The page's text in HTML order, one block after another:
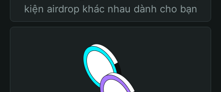
kiện airdrop khác nhau dành cho bạn